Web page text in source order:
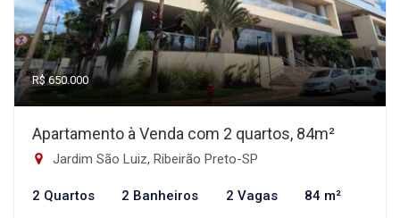
R$ 650.000
Apartamento à Venda com 2 quartos, 84m²
Jardim São Luiz, Ribeirão Preto-SP
2 Quartos 2 Banheiros 2 Vagas 84 m²